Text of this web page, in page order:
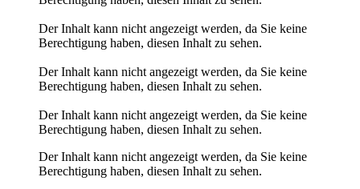
Der Inhalt kann nicht angezeigt werden, da Sie keine
Berechtigung haben, diesen Inhalt zu sehen.
Der Inhalt kann nicht angezeigt werden, da Sie keine
Berechtigung haben, diesen Inhalt zu sehen.
Der Inhalt kann nicht angezeigt werden, da Sie keine
Berechtigung haben, diesen Inhalt zu sehen.
Der Inhalt kann nicht angezeigt werden, da Sie keine
Berechtigung haben, diesen Inhalt zu sehen.